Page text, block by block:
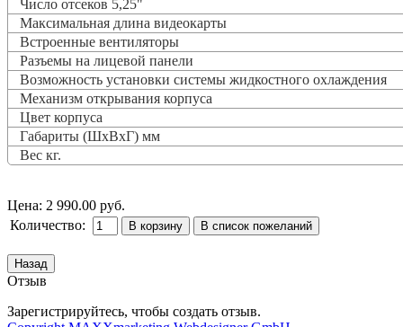
Число отсеков 5,25"
Максимальная длина видеокарты
Встроенные вентиляторы
Разъемы на лицевой панели
Возможность установки системы жидкостного охлаждения
Механизм открывания корпуса
Цвет корпуса
Габариты (ШхВхГ) мм
Вес кг.
Цена: 2 990.00 руб.
Количество:
Отзыв
Зарегистрируйтесь, чтобы создать отзыв.